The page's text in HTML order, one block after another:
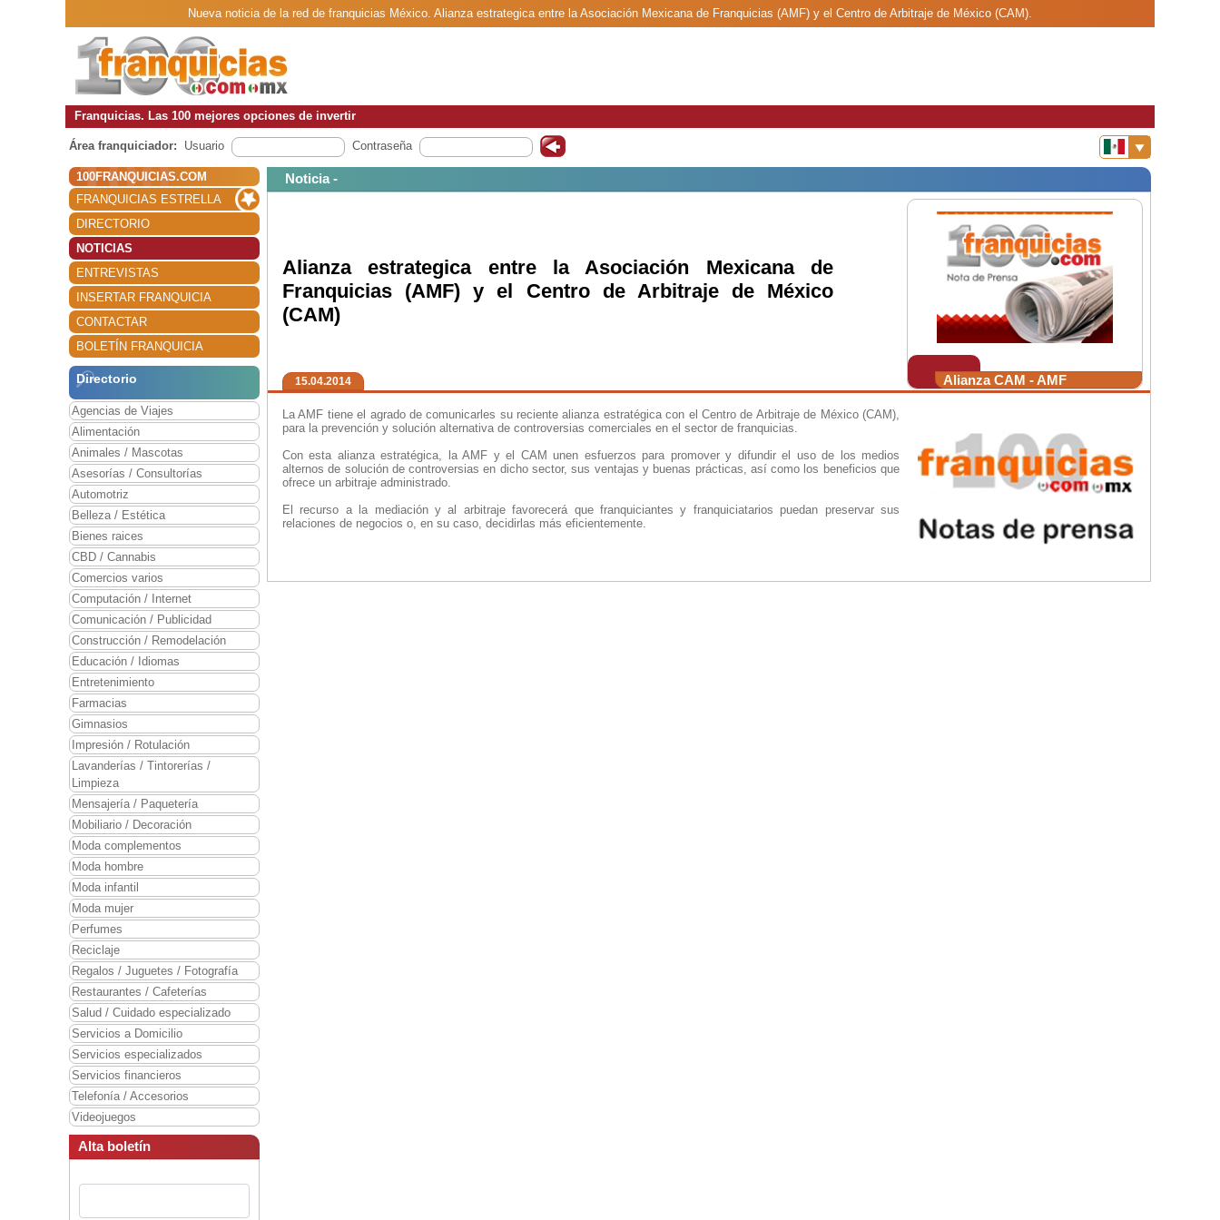
Nueva noticia de la red de franquicias México. Alianza estrategica entre la Asociación Mexicana de Franquicias (AMF) y el Centro de Arbitraje de México (CAM).
Franquicias. Las 100 mejores opciones de invertir
Área franquiciador: Usuario Contraseña
100FRANQUICIAS.COM
FRANQUICIAS ESTRELLA
DIRECTORIO
NOTICIAS
ENTREVISTAS
INSERTAR FRANQUICIA
CONTACTAR
BOLETÍN FRANQUICIA
Directorio
Agencias de Viajes
Alimentación
Animales / Mascotas
Asesorías / Consultorías
Automotriz
Belleza / Estética
Bienes raices
CBD / Cannabis
Comercios varios
Computación / Internet
Comunicación / Publicidad
Construcción / Remodelación
Educación / Idiomas
Entretenimiento
Farmacias
Gimnasios
Impresión / Rotulación
Lavanderías / Tintorerías /
Limpieza
Mensajería / Paquetería
Mobiliario / Decoración
Moda complementos
Moda hombre
Moda infantil
Moda mujer
Perfumes
Reciclaje
Regalos / Juguetes / Fotografía
Restaurantes / Cafeterías
Salud / Cuidado especializado
Servicios a Domicilio
Servicios especializados
Servicios financieros
Telefonía / Accesorios
Videojuegos
Alta boletín
Noticia -
Alianza CAM - AMF
Alianza estrategica entre la Asociación Mexicana de
Franquicias (AMF) y el Centro de Arbitraje de México
(CAM)
15.04.2014
La AMF tiene el agrado de comunicarles su reciente alianza estratégica con el Centro de Arbitraje de México (CAM),
para la prevención y solución alternativa de controversias comerciales en el sector de franquicias.
Con esta alianza estratégica, la AMF y el CAM unen esfuerzos para promover y difundir el uso de los medios
alternos de solución de controversias en dicho sector, sus ventajas y buenas prácticas, así como los beneficios que
ofrece un arbitraje administrado.
El recurso a la mediación y al arbitraje favorecerá que franquiciantes y franquiciatarios puedan preservar sus
relaciones de negocios o, en su caso, decidirlas más eficientemente.